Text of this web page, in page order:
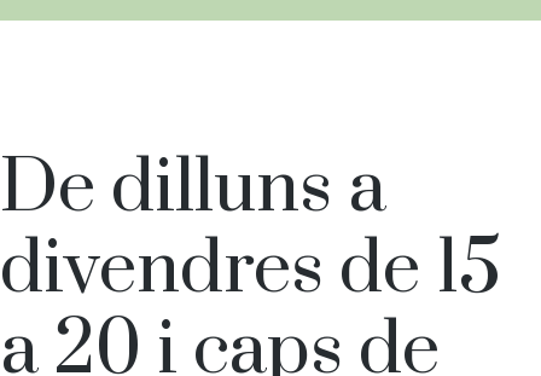
Horari:
De dilluns a
divendres de 15
a 20 i caps de